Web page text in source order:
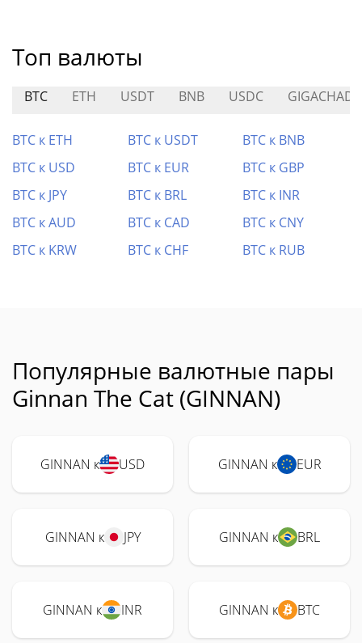
Топ валюты
BTC ETH USDT BNB USDC GIGACHAD
BTC к ETH BTC к USDT
BTC к BNB
BTC к USD
BTC к EUR
BTC к GBP
BTC к JPY
BTC к BRL
BTC к INR
BTC к AUD
BTC к CAD
BTC к CNY
BTC к KRW
BTC к CHF BTC к RUB
Популярные валютные пары
Ginnan The Cat (GINNAN)
GINNAN к USD GINNAN к EUR
GINNAN к JPY GINNAN к BRL
GINNAN к INR GINNAN к BTC